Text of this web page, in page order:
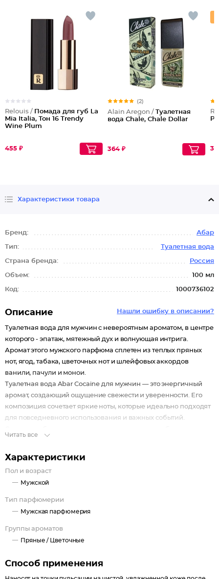
Relouis / Помада для губ La
Mia Italia, Тон 16 Trendy
Wine Plum
455 ₽
(2)
Alain Aregon / Туалетная
вода Chale, Chale Dollar
364 ₽
Характеристики товара
Бренд: Абар
Тип: Туалетная вода
Страна бренда: Россия
Объем: 100 мл
Код: 1000736102
Нашли ошибку в описании?
Описание
Туалетная вода для мужчин с невероятным ароматом, в центре
которого - эпатаж, мятежный дух и волнующая интрига.
Аромат этого мужского парфюма сплетен из теплых пряных
нот, ягод, табака, цветочных нот и шлейфовых аккордов
ванили, пачули и монои.
Туалетная вода Abar Cocaine для мужчин — это энергичный
аромат, создающий ощущение свежести и уверенности. Его
композиция сочетает яркие ноты, которые идеально подходят
для повседневного использования и важных событий.
позволяя всегда оставаться стильным.
Аромат рассчитан на взрослую аудиторию, подчеркивая
индивидуальность и силу характера. Его долгий срок годности
гарантирует надежность и качество на протяжении
нескольких лет.
Читать все
Характеристики
Пол и возраст
Мужской
Тип парфюмерии
Мужская парфюмерия
Группы ароматов
Пряные / Цветочные
Способ применения